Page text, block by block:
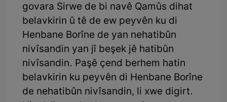
govara Sirwe de bi navê Qamûs dihat
belavkirin û tê de ew peyvên ku di
Henbane Borîne de yan nehatibûn
nivîsandin yan jî beşek jê hatibûn
nivîsandin. Paşê çend berhem hatin
belavkirin ku peyvên di Henbane Borîne
de nehatibûn nivîsandin, li xwe digirt.